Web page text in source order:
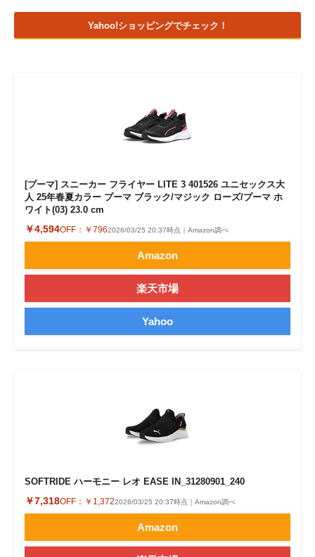
Yahoo!ショッピングでチェック！
[プーマ] スニーカー フライヤー LITE 3 401526 ユニセックス大
人 25年春夏カラー プーマ ブラック/マジック ローズ/プーマ ホ
ワイト(03) 23.0 cm
￥4,594OFF： ￥7962026/03/25 20:37時点｜Amazon調べ
Amazon
楽天市場
Yahoo
SOFTRIDE ハーモニー レオ EASE IN_31280901_240
￥7,318OFF： ￥1,3722026/03/25 20:37時点｜Amazon調べ
Amazon